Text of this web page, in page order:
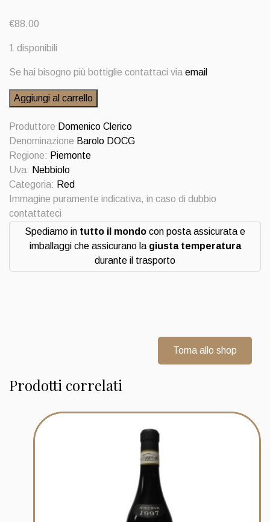
€88.00
1 disponibili
Se hai bisogno più bottiglie contattaci via email
Barolo
Ciabot
Mentin
Ginestra
2009
Domenico
Clerico
quantità
Aggiungi al carrello
Produttore Domenico Clerico
Denominazione Barolo DOCG
Regione: Piemonte
Uva: Nebbiolo
Categoria: Red
Immagine puramente indicativa, in caso di dubbio
contattateci
Spediamo in tutto il mondo con posta assicurata e
imballaggi che assicurano la giusta temperatura
durante il trasporto
Torna allo shop
Prodotti correlati